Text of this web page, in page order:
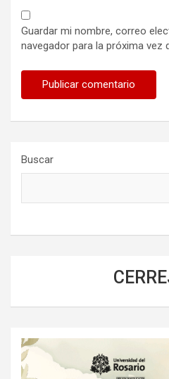
Guardar mi nombre, correo
navegador para la próxima vez
Buscar